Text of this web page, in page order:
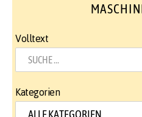
Volltext
Kategorien